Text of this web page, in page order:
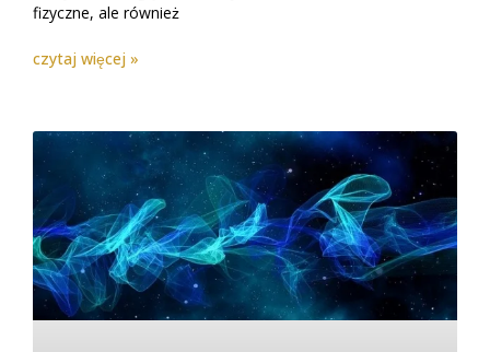
fizyczne, ale również
czytaj więcej »